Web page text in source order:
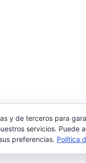
deMH Themes
la experiencia
y de terceros para
servicios. Puede
preferencias. Política